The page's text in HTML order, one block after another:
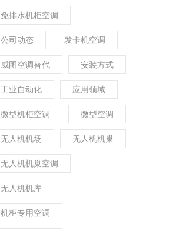
免排水机柜空调
公司动态 发卡机空调
威图空调替代 安装方式
工业自动化 应用领域
微型机柜空调 微型空调
无人机机场 无人机机巢
无人机机巢空调
无人机机库
机柜专用空调